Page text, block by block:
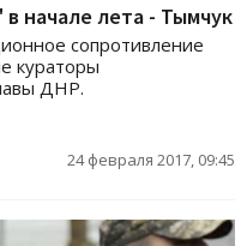
начале лета - Тымчук
сопротивление
кураторы
ДНР.
24 февраля 2017, 09:45